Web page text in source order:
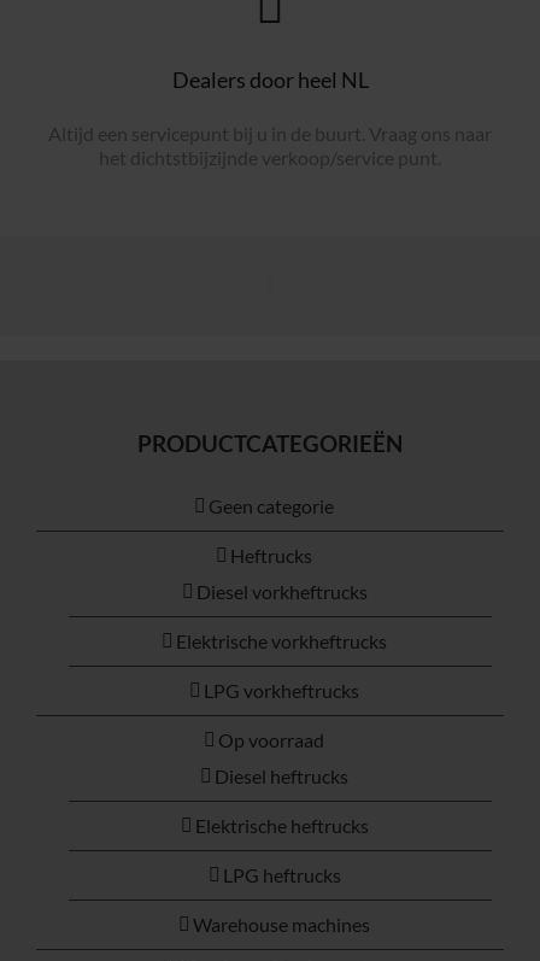
Dealers door heel NL
Altijd een servicepunt bij u in de buurt. Vraag ons naar
het dichtstbijzijnde verkoop/service punt.
PRODUCTCATEGORIEËN
Geen categorie
Heftrucks
Diesel vorkheftrucks
Elektrische vorkheftrucks
LPG vorkheftrucks
Op voorraad
Diesel heftrucks
Elektrische heftrucks
LPG heftrucks
Warehouse machines